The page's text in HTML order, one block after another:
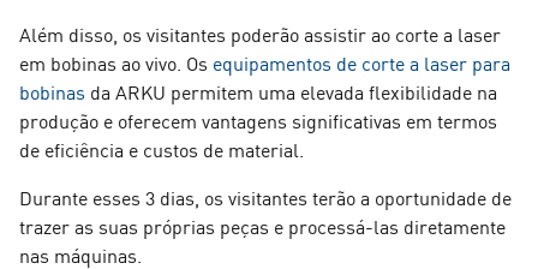
Além disso, os visitantes poderão assistir ao corte a laser
em bobinas ao vivo. Os equipamentos de corte a laser para
bobinas da ARKU permitem uma elevada flexibilidade na
produção e oferecem vantagens significativas em termos
de eficiência e custos de material.
Durante esses 3 dias, os visitantes terão a oportunidade de
trazer as suas próprias peças e processá-las diretamente
nas máquinas.